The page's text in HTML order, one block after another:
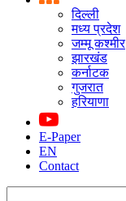
दिल्ली
मध्य प्रदेश
जम्मू कश्मीर
झारखंड
कर्नाटक
गुजरात
हरियाणा
E-Paper
EN
Contact